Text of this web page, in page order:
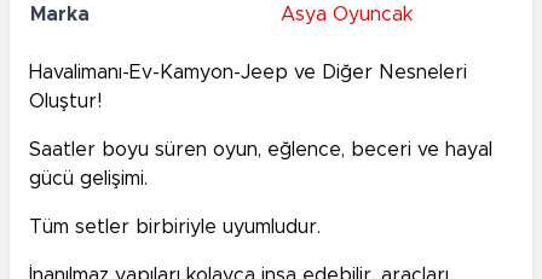
Marka Asya Oyuncak
Havalimanı-Ev-Kamyon-Jeep ve Diğer Nesneleri
Oluştur!
Saatler boyu süren oyun, eğlence, beceri ve hayal
gücü gelişimi.
Tüm setler birbiriyle uyumludur.
İnanılmaz yapıları kolayca inşa edebilir, araçları